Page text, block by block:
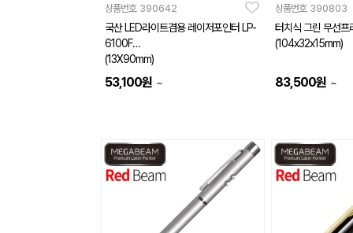
상품번호 390642
국산 LED라이트겸용 레이저포인터 LP-
6100F
(13X90mm)
53,100원 ~
상품번호 390803
터치식 그린 무선
(104x32x15mm)
83,500원 ~